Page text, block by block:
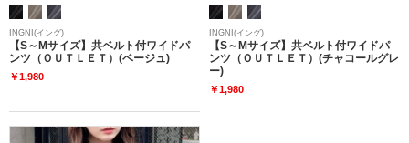
INGNI(イング)
【S～Mサイズ】共ベルト付ワイドパ
ンツ（ＯＵＴＬＥＴ）(ベージュ)
￥1,980
INGNI(イング)
【S～Mサイズ】共ベルト付ワイドパ
ンツ（ＯＵＴＬＥＴ）(チャコールグレ
ー)
￥1,980